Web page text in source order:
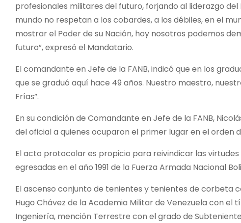
profesionales militares del futuro, forjando al liderazgo
mundo no respetan a los cobardes, a los débiles, en el
mostrar el Poder de su Nación, hoy nosotros podemos
futuro”, expresó el Mandatario.
El comandante en Jefe de la FANB, indicó que en los
que se graduó aquí hace 49 años. Nuestro maestro,
Frías”.
En su condición de Comandante en Jefe de la FANB,
del oficial a quienes ocuparon el primer lugar en el orden
El acto protocolar es propicio para reivindicar las
egresadas en el año 1991 de la Fuerza Armada Nacional
El ascenso conjunto de tenientes y tenientes de corbeta
Hugo Chávez de la Academia Militar de Venezuela con el
Ingeniería, mención Terrestre con el grado de